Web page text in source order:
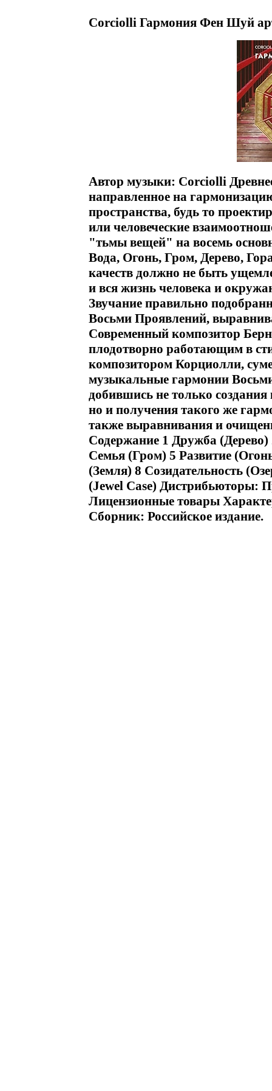
Corciolli Гармония Фен Шуй
Автор музыки: Corciolli
направленное на
пространства, будь то
или человеческие
"тьмы вещей" на восемь
Вода, Огонь, Гром, Дерево,
качеств должно не быть
и вся жизнь человека и
Звучание правильно
Восьми Проявлений,
Современный композитор
плодотворно работающим в
композитором Корциолли,
музыкальные гармонии
добившись не только
но и получения такого же
также выравнивания и
Содержание 1 Дружба (Дерево)
Семья (Гром) 5 Развитие
(Земля) 8 Созидательность
(Jewel Case) Дистрибьюторы:
Лицензионные товары
Сборник: Российское издание.